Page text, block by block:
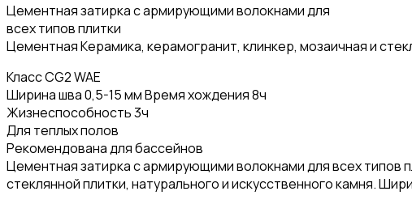
Цементная затирка с армирующими волокнами для
всех типов плитки
Цементная Керамика, керамогранит, клинкер, мозаичная и
Класс CG2 WAE
Ширина шва 0,5-15 мм Время хождения 8ч
Жизнеспособность 3ч
Для теплых полов
Рекомендована для бассейнов
Цементная затирка с армирующими волокнами для всех типов
стеклянной плитки, натурального и искусственного камня.